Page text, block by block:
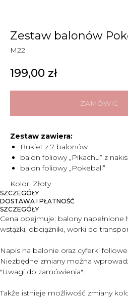
Zestaw balonów
M22
199,00 zł
ZAMÓWIĆ
Zestaw zawiera:
Bukiet z 7 balonów
balon foliowy „Pikachu” z
balon foliowy „Pokeball”
Kolor: Złoty
SZCZEGÓŁY
DOSTAWA I PŁATNOŚĆ
SZCZEGÓŁY
Cena obejmuje: balony napełnione
wstążki, obciążniki, worki do
Napis na balonie oraz cyferki foliowe
Niezbędne zmiany można
"Uwagi do zamówienia".
Także istnieje możliwość zmiany